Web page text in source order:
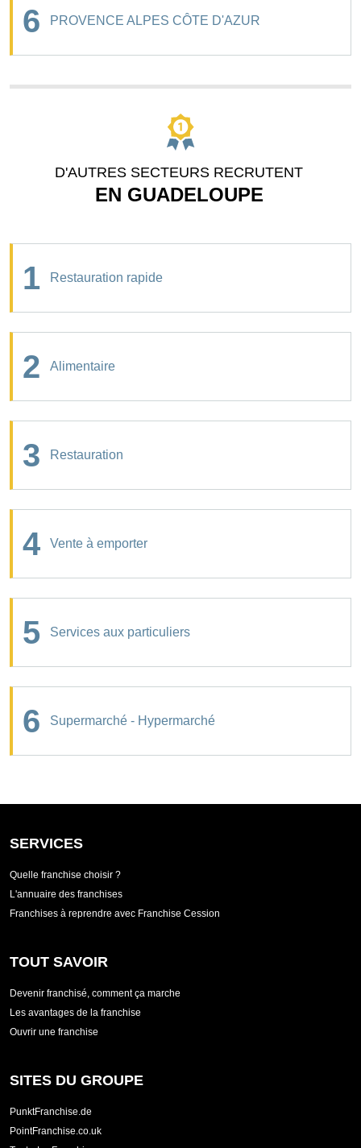
6 PROVENCE ALPES CÔTE D'AZUR
D'AUTRES SECTEURS RECRUTENT
EN GUADELOUPE
1 Restauration rapide
2 Alimentaire
3 Restauration
4 Vente à emporter
5 Services aux particuliers
6 Supermarché - Hypermarché
SERVICES
Quelle franchise choisir ?
L'annuaire des franchises
Franchises à reprendre avec Franchise Cession
TOUT SAVOIR
Devenir franchisé, comment ça marche
Les avantages de la franchise
Ouvrir une franchise
SITES DU GROUPE
PunktFranchise.de
PointFranchise.co.uk